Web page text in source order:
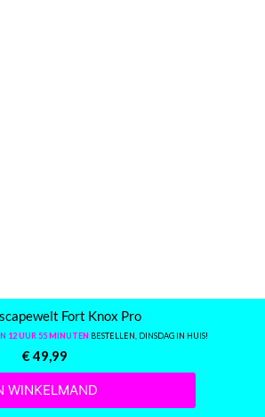
Fort Knox Pro
12 UUR 55 MINUTEN BESTELLEN, DINSDAG IN HUIS!
€49,99
WINKELMAND